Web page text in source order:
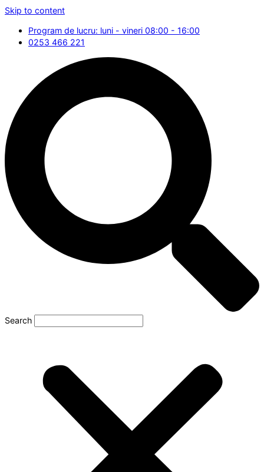
Skip to content
Program de lucru: luni - vineri 08:00 - 16:00
0253 466 221
Search